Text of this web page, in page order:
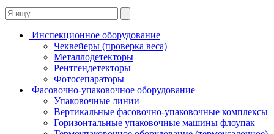
Инспекционное оборудование
Чеквейеры (проверка веса)
Металлодетекторы
Рентгендетекторы
Фотосепараторы
Фасовочно-упаковочное оборудование
Упаковочные линии
Вертикальные фасовочно-упаковочные комплексы
Горизонтальные упаковочные машины флоупак